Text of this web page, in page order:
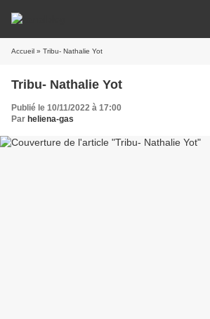
Accueil » Tribu- Nathalie Yot
Tribu- Nathalie Yot
Publié le 10/11/2022 à 17:00
Par heliena-gas